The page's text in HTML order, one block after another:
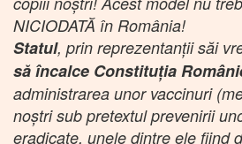
NICIODATĂ în România!
Statul, prin reprezentanții săi
să încalce Constituția
administrarea unor vaccinuri
noștri sub pretextul prevenirii
eradicate, unele dintre ele fiind